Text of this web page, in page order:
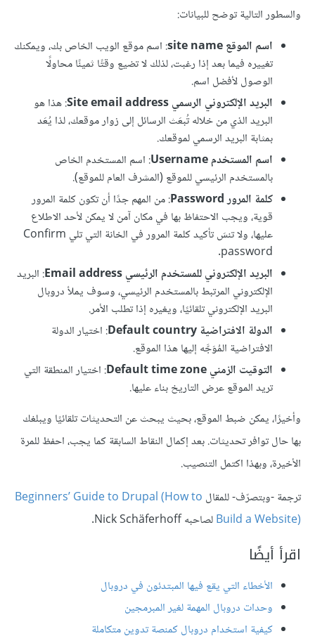
والسطور التالية توضح للبيانات:
اسم الموقع site name
: اسم موقع الويب الخاص بك، ويمكنك
تغييره فيما بعد إذا رغبت، لذلك لا تضيع وقتًا ثمينًا محاولًا
الوصول لأفضل اسم.
البريد الإلكتروني الرسمي Site email address
: هذا هو
البريد الذي من خلاله تُبعَث الرسائل إلى زوار موقعك، لذا يُعَد
بمثابة البريد الرسمي لموقعك.
اسم المستخدم Username
: اسم المستخدم الخاص
بالمستخدم الرئيسي للموقع (المشرف العام للموقع).
كلمة المرور Password
: من المهم جدًا أن تكون كلمة المرور
قوية، ويجب الاحتفاظ بها في مكان آمن لا يمكن لأحد الاطلاع
عليها، ولا تنسَ تأكيد كلمة المرور في الخانة التي تلي Confirm
password.
البريد الإلكتروني للمستخدم الرئيسي Email address
: البريد
الإلكتروني المرتبط بالمستخدم الرئيسي، وسوف يملأ دروبال
البريد الإلكتروني تلقائيًا، ويغيره إذا تطلب الأمر.
الدولة الافتراضية Default country
: اختيار الدولة
الافتراضية المُوَجَّه إليها هذا الموقع.
التوقيت الزمني Default time zone
: اختيار المنطقة التي
تريد الموقع عرض التاريخ بناء عليها.
وأخيرًا، يمكن ضبط الموقع، بحيث يبحث عن التحديثات تلقائيًا ويبلغك
بها حال توافر تحديثات. بعد إكمال النقاط السابقة كما يجب، احفظ للمرة
الأخيرة، وبهذا اكتمل التنصيب.
ترجمة -وبتصرّف- للمقال Beginners’ Guide to Drupal (How to
Build a Website)لصاحبه Nick Schäferhoff.
اقرأ أيضًا
الأخطاء التي يقع فيها المبتدئون في دروبال
وحدات دروبال المهمة لغير المبرمجين
كيفية استخدام دروبال كمنصة تدوين متكاملة